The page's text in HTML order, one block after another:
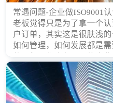
常遇问题-企业做ISO9001
老板觉得只是为了拿一个
户订单，其实这是很肤浅
如何管理，如何发展都是
的，每天都会有不同的企
实一个企业的合法，有质量
认证体现价值的时候，那么
做ISO9001认证的根本原因